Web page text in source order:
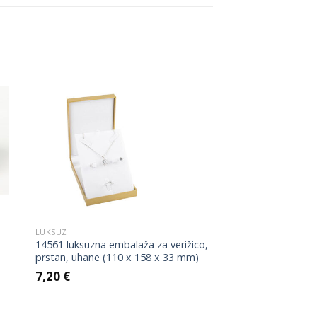
LUKSUZ
14561 luksuzna embalaža za verižico,
prstan, uhane (110 x 158 x 33 mm)
7,20 €